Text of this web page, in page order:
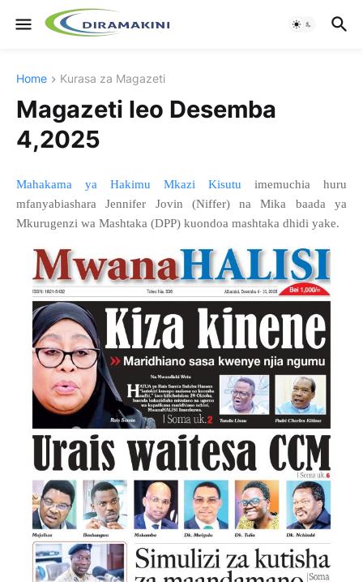
Home Kurasa za Magazeti
Magazeti leo Desemba
4,2025
Mahakama ya Hakimu Mkazi Kisutu imemuchia huru
mfanyabiashara Jennifer Jovin (Niffer) na Mika baada ya
Mkurugenzi wa Mashtaka (DPP) kuondoa mashtaka dhidi yake.